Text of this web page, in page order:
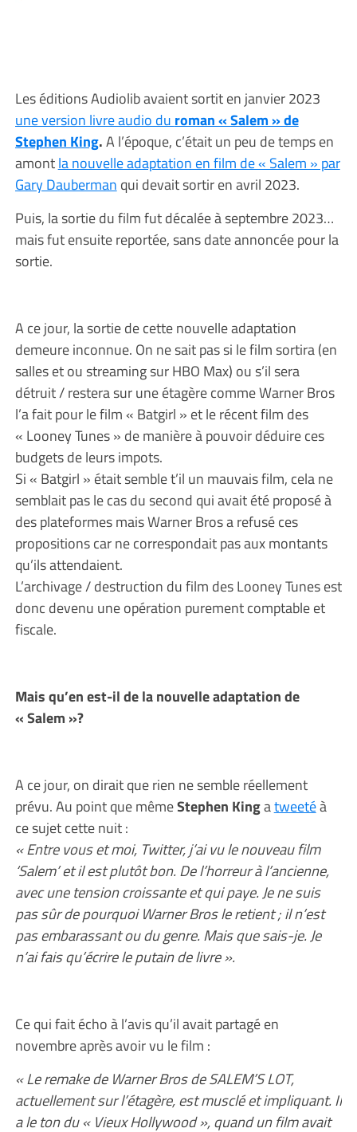
Les éditions Audiolib avaient sortit en janvier 2023
une version livre audio du roman « Salem » de
Stephen King.A l’époque, c’était un peu de temps en
amontla nouvelle adaptation en film de « Salem » par
Gary Dauberman qui devait sortir en avril 2023.
Puis, la sortie du film fut décalée à septembre 2023…
mais fut ensuite reportée, sans date annoncée pour la
sortie.
A ce jour, la sortie de cette nouvelle adaptation
demeure inconnue. On ne sait pas si le film sortira (en
salles et ou streaming sur HBO Max) ou s’il sera
détruit / restera sur une étagère comme Warner Bros
l’a fait pour le film « Batgirl » et le récent film des
« Looney Tunes » de manière à pouvoir déduire ces
budgets de leurs impots.
Si « Batgirl » était semble t’il un mauvais film, cela ne
semblait pas le cas du second qui avait été proposé à
des plateformes mais Warner Bros a refusé ces
propositions car ne correspondait pas aux montants
qu’ils attendaient.
L’archivage / destruction du film des Looney Tunes est
donc devenu une opération purement comptable et
fiscale.
Mais qu’en est-il de la nouvelle adaptation de
« Salem »?
A ce jour, on dirait que rien ne semble réellement
prévu. Au point que mêmeStephen Kingatweetéà
ce sujet cette nuit :
« Entre vous et moi, Twitter, j’ai vu le nouveau film
‘Salem’ et il est plutôt bon. De l’horreur à l’ancienne,
avec une tension croissante et qui paye. Je ne suis
pas sûr de pourquoi Warner Bros le retient ; il n’est
pas embarassant ou du genre. Mais que sais-je. Je
n’ai fais qu’écrire le putain de livre ».
Ce qui fait écho à l’avis qu’il avait partagé en
novembre après avoir vu le film :
« Le remake de Warner Bros de SALEM’S LOT,
actuellement sur l’étagère, est musclé et impliquant. Il
a le ton du « Vieux Hollywood », quand un film avait